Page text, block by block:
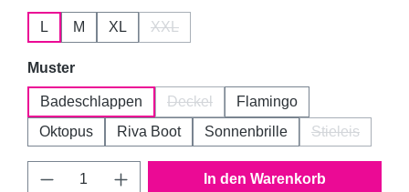
L M XL XXL
Musterauswählen
Badeschlappen Deckel
(Diese Option ist zurzeit nicht
Flamingo
Oktopus
Riva Boot Sonnenbrille Stieleis
(Diese
Produkt Anzahl: Gib den gewünschten
In den Warenkorb